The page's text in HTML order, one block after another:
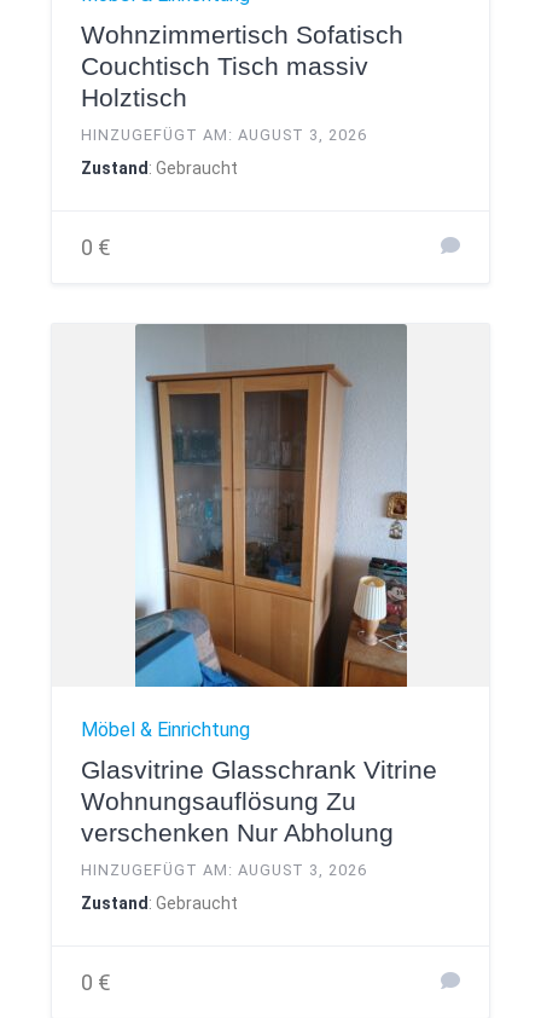
Wohnzimmertisch Sofatisch
Couchtisch Tisch massiv
Holztisch
HINZUGEFÜGT AM: AUGUST 3, 2026
Zustand : Gebraucht
0 €
Möbel & Einrichtung
Glasvitrine Glasschrank Vitrine
Wohnungsauflösung Zu
verschenken Nur Abholung
HINZUGEFÜGT AM: AUGUST 3, 2026
Zustand : Gebraucht
0 €